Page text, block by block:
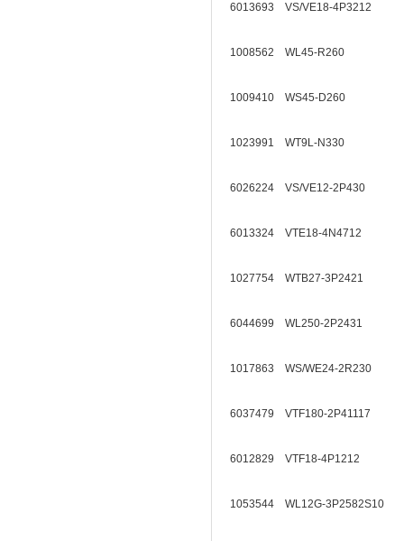
6013693 VS/VE18-4P3212
1008562 WL45-R260
1009410 WS45-D260
1023991 WT9L-N330
6026224 VS/VE12-2P430
6013324 VTE18-4N4712
1027754 WTB27-3P2421
6044699 WL250-2P2431
1017863 WS/WE24-2R230
6037479 VTF180-2P41117
6012829 VTF18-4P1212
1053544 WL12G-3P2582S10